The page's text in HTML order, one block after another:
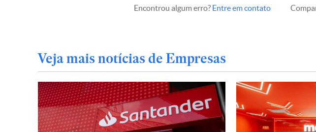
Encontrou algum erro? Entre em contato
Veja mais notícias de Empresas